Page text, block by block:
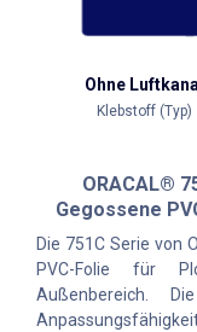
Ohne
Klebstoff (Typ)
ORACAL®
Gegossene
Die 751C Serie von
PVC-Folie für
Außenbereich.